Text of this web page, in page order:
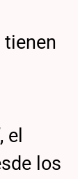
, el
los